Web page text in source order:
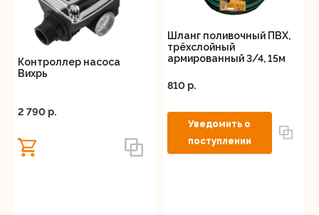
быстро и качественно перекачивать воду на
большие расстояния или глубины.
Контроллер насоса
Вихрь
2 790 p.
Шланг поливочный ПВХ,
трёхслойный
армированный 3/4, 15м
810 p.